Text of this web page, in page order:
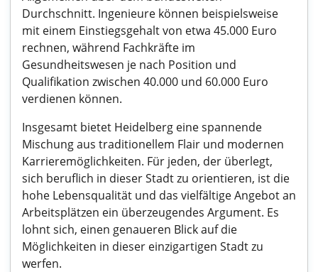
Durchschnitt. Ingenieure können beispielsweise
mit einem Einstiegsgehalt von etwa 45.000 Euro
rechnen, während Fachkräfte im
Gesundheitswesen je nach Position und
Qualifikation zwischen 40.000 und 60.000 Euro
verdienen können.
Insgesamt bietet Heidelberg eine spannende
Mischung aus traditionellem Flair und modernen
Karrieremöglichkeiten. Für jeden, der überlegt,
sich beruflich in dieser Stadt zu orientieren, ist die
hohe Lebensqualität und das vielfältige Angebot an
Arbeitsplätzen ein überzeugendes Argument. Es
lohnt sich, einen genaueren Blick auf die
Möglichkeiten in dieser einzigartigen Stadt zu
werfen.